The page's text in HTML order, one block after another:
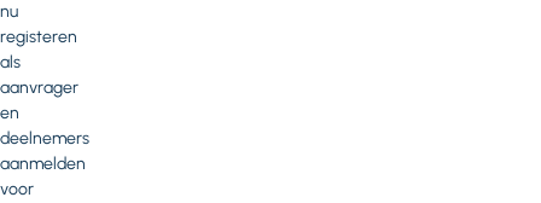
nu
registeren
als
aanvrager
en
deelnemers
aanmelden
voor